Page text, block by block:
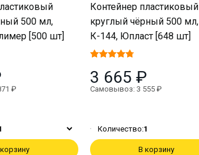
500 мл,
[500 шт]
₽
Контейнер пластиковый
круглый чёрный 500 мл,
К-144, Юпласт [648 шт]
3 665 ₽
Самовывоз: 3 555 ₽
Количество:1
В корзину